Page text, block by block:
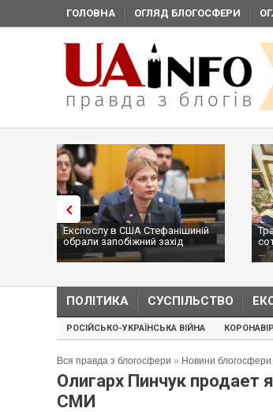
ГОЛОВНА ОГЛЯД БЛОГОСФЕРИ
Експослу в США Стефанішиній
обрали запобіжний захід
...
ПОЛІТИКА СУСПІЛЬСТВО
РОСІЙСЬКО-УКРАЇНСЬКА ВІЙНА
Вся правда з блогосфери » Новини блогосфери
Олигарх Пинчук продает
СМИ